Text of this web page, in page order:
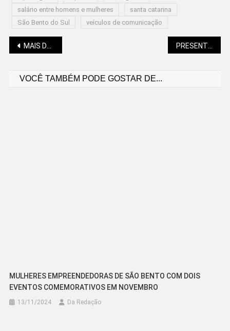
salário entre homens e mulheres
santa catarina
São Bento do Sul
veículos de comunicação
Navegação
MAIS DE 20 MIL SE VACINARAM CONTRA A GRIPE PRESENTE EM SÃO BENTO, UNIVERSIDADE VAI DIVULGAR CHAMADA DO VESTIBULAR
VOCÊ TAMBÉM PODE GOSTAR DE...
MULHERES EMPREENDEDORAS DE SÃO BENTO COM DOIS
EVENTOS COMEMORATIVOS EM NOVEMBRO
13/11/2024 Da Redação